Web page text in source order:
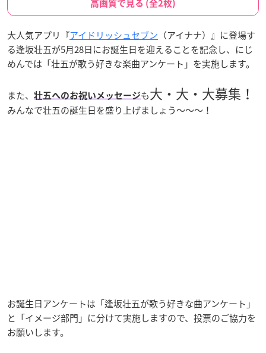
高画質で見る (全2枚)
大人気アプリ『アイドリッシュセブン （アイナナ）』に登場す
る逢坂壮五が5月28日にお誕生日を迎えることを記念し、にじ
めんでは「壮五が歌う好きな楽曲アンケート」を実施します。
また、 壮五へのお祝いメッセージも大・大・大募集！
みんなで壮五の誕生日を盛り上げましょう～～～！
お誕生日アンケートは「逢坂壮五が歌う好きな曲アンケート」
と「イメージ部門」に分けて実施しますので、投票のご協力を
お願いします。